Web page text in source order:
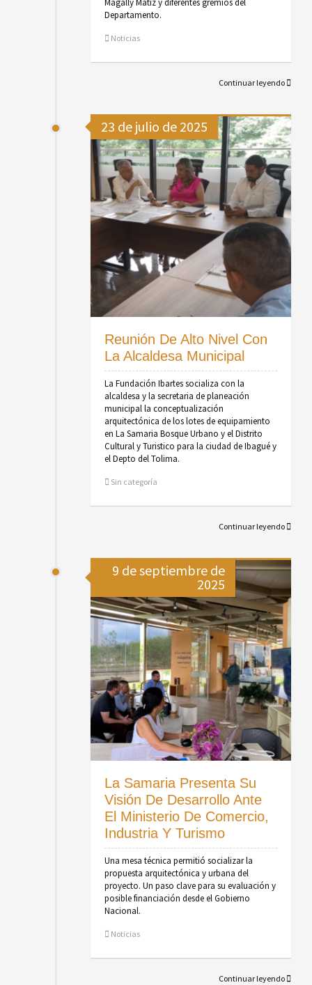
Magally Matiz y diferentes gremios del
Departamento.
Noticias
Continuar leyendo
23 de julio de 2025
Reunión De Alto Nivel Con
La Alcaldesa Municipal
La Fundación Ibartes socializa con la
alcaldesa y la secretaria de planeación
municipal la conceptualización
arquitectónica de los lotes de equipamiento
en La Samaria Bosque Urbano y el Distrito
Cultural y Turistico para la ciudad de Ibagué y
el Depto del Tolima.
Sin categoría
Continuar leyendo
9 de septiembre de
2025
La Samaria Presenta Su
Visión De Desarrollo Ante
El Ministerio De Comercio,
Industria Y Turismo
Una mesa técnica permitió socializar la
propuesta arquitectónica y urbana del
proyecto. Un paso clave para su evaluación y
posible financiación desde el Gobierno
Nacional.
Noticias
Continuar leyendo